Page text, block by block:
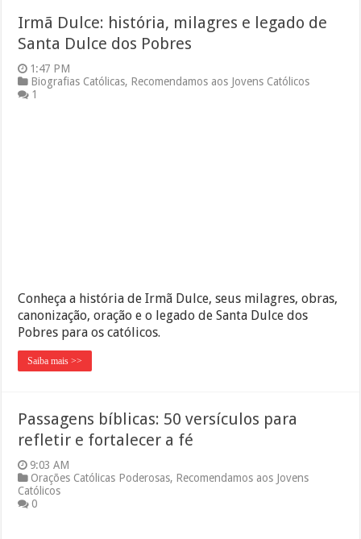
Irmã Dulce: história, milagres e legado de
Santa Dulce dos Pobres
1:47 PM
Biografias Católicas, Recomendamos aos Jovens Católicos
1
Conheça a história de Irmã Dulce, seus milagres, obras,
canonização, oração e o legado de Santa Dulce dos
Pobres para os católicos.
Saiba mais >>
Passagens bíblicas: 50 versículos para
refletir e fortalecer a fé
9:03 AM
Orações Católicas Poderosas, Recomendamos aos Jovens
Católicos
0